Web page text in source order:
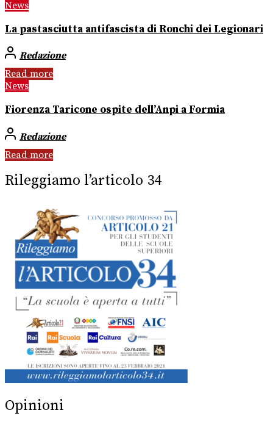
News
La pastasciutta antifascista di Ronchi dei Legionari
Redazione
Read more
News
Fiorenza Taricone ospite dell’Anpi a Formia
Redazione
Read more
Rileggiamo l’articolo 34
Opinioni